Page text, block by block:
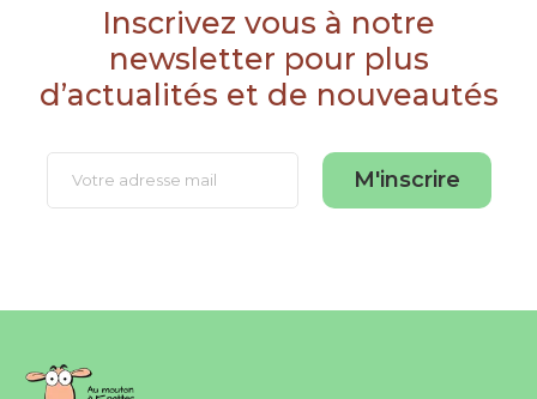
Inscrivez vous à notre
newsletter pour plus
d’actualités et de nouveautés
M'inscrire